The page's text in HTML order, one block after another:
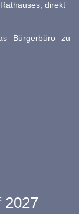
direkt
Bürgerbüro zu
2027